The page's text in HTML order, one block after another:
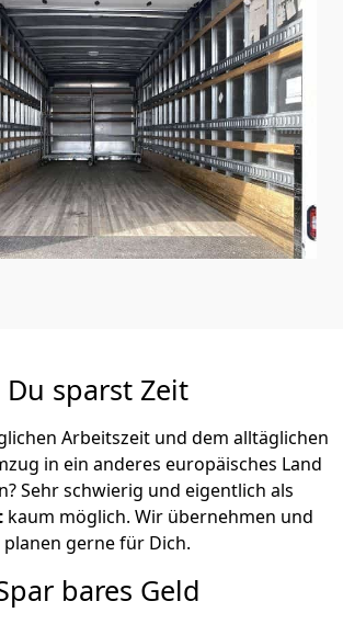
Du sparst Zeit
Arbeitszeit und dem alltäglichen
in ein anderes europäisches Land
Sehr schwierig und eigentlich als
kaum möglich. Wir übernehmen und
planen gerne für Dich.
bares Geld